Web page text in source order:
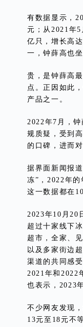
有数据显示，
元；从2021年
亿只，增长高
一，钟薛高也
贵，是钟薛高
点。正因如此
产品之一。
2022年7月，
规质疑，受到
的口碑，进而
据界面新闻报
冻”，2022年
这一数据都在
2023年10月20
超过十家线下
超市，全家、
以及多家街边
渠道的共同感
2021年和2022
也表示，2023
不少网友发现
13元至18元不